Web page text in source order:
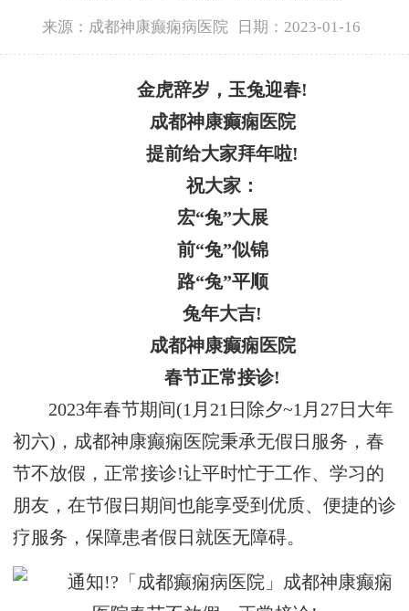
来源：成都神康癫痫病医院 日期：2023-01-16
金虎辞岁，玉兔迎春!
成都神康癫痫医院
提前给大家拜年啦!
祝大家：
宏“兔”大展
前“兔”似锦
路“兔”平顺
兔年大吉!
成都神康癫痫医院
春节正常接诊!
2023年春节期间(1月21日除夕~1月27日大年
初六)，成都神康癫痫医院秉承无假日服务，春
节不放假，正常接诊!让平时忙于工作、学习的
朋友，在节假日期间也能享受到优质、便捷的诊
疗服务，保障患者假日就医无障碍。